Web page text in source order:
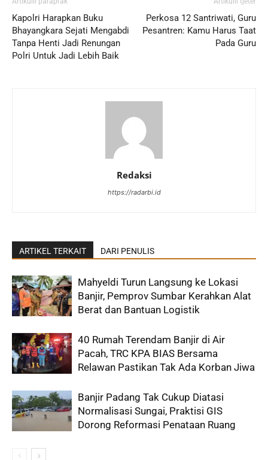
Kapolri Harapkan Buku
Bhayangkara Sejati Mengabdi
Tanpa Henti Jadi Renungan
Polri Untuk Jadi Lebih Baik
Perkosa 12 Santriwati, Guru
Pesantren: Kamu Harus Taat
Pada Guru
Redaksi
https://radarbi.id
ARTIKEL TERKAIT DARI PENULIS
Mahyeldi Turun Langsung ke Lokasi
Banjir, Pemprov Sumbar Kerahkan Alat
Berat dan Bantuan Logistik
40 Rumah Terendam Banjir di Air
Pacah, TRC KPA BIAS Bersama
Relawan Pastikan Tak Ada Korban Jiwa
Banjir Padang Tak Cukup Diatasi
Normalisasi Sungai, Praktisi GIS
Dorong Reformasi Penataan Ruang